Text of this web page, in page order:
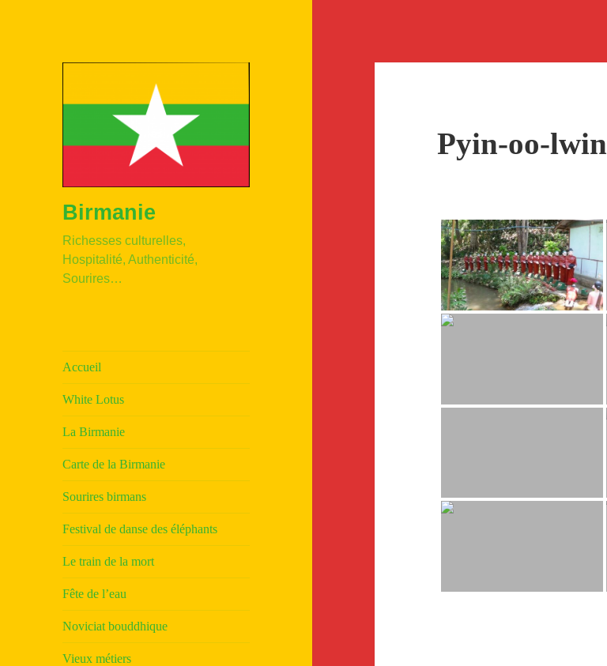
Birmanie
Richesses culturelles,
Hospitalité, Authenticité,
Sourires…
Accueil
White Lotus
La Birmanie
Carte de la Birmanie
Sourires birmans
Festival de danse des éléphants
Le train de la mort
Fête de l’eau
Noviciat bouddhique
Vieux métiers
Pyin-oo-lwin